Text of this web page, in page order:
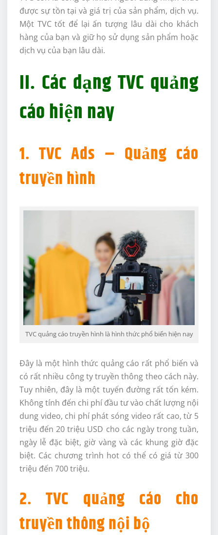
được sự tồn tại và giá trị của sản phẩm, dịch vụ.
Một TVC tốt để lại ấn tượng lâu dài cho khách
hàng của bạn và giữ họ sử dụng sản phẩm hoặc
dịch vụ của bạn lâu dài.
II. Các dạng TVC quảng
cáo hiện nay
1. TVC Ads – Quảng cáo
truyền hình
TVC quảng cáo truyền hình là hình thức phổ biến hiện nay
Đây là một hình thức quảng cáo rất phổ biến và
có rất nhiều công ty truyền thông theo cách này.
Tuy nhiên, đây là một tuyến đường rất tốn kém.
Không tính đến chi phí đầu tư vào chất lượng nội
dung video, chi phí phát sóng video rất cao, từ 5
triệu đến 20 triệu USD cho các ngày trong tuần,
ngày lễ đặc biệt, giờ vàng và các khung giờ đặc
biệt. Các chương trình hot có thể có giá từ 300
triệu đến 700 triệu.
2. TVC quảng cáo cho
truyền thông nội bộ